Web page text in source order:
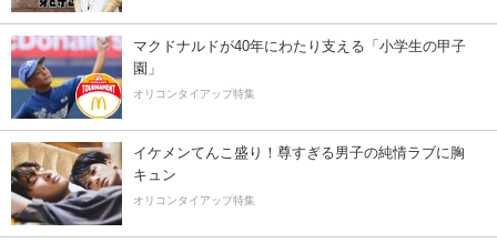
マクドナルドが40年にわたり支える「小学生の甲子
園」
オリコンタイアップ特集
イケメンてんこ盛り！尊すぎる男子の純情ラブに胸
キュン
オリコンタイアップ特集